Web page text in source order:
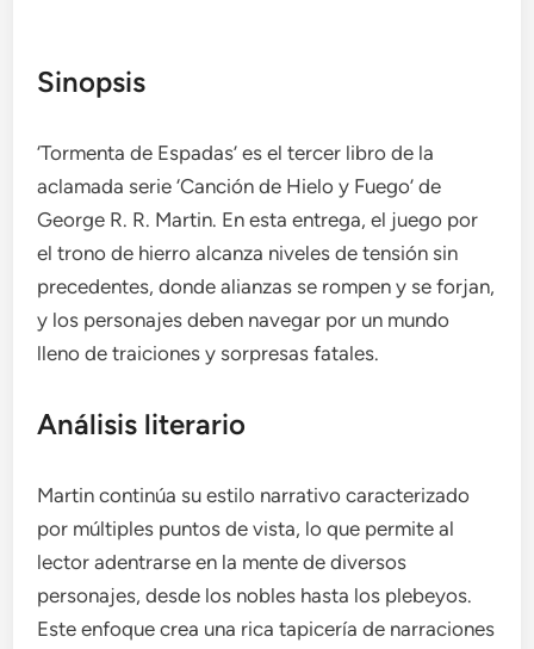
Sinopsis
‘Tormenta de Espadas’ es el tercer libro de la
aclamada serie ‘Canción de Hielo y Fuego’ de
George R. R. Martin. En esta entrega, el juego por
el trono de hierro alcanza niveles de tensión sin
precedentes, donde alianzas se rompen y se forjan,
y los personajes deben navegar por un mundo
lleno de traiciones y sorpresas fatales.
Análisis literario
Martin continúa su estilo narrativo caracterizado
por múltiples puntos de vista, lo que permite al
lector adentrarse en la mente de diversos
personajes, desde los nobles hasta los plebeyos.
Este enfoque crea una rica tapicería de narraciones